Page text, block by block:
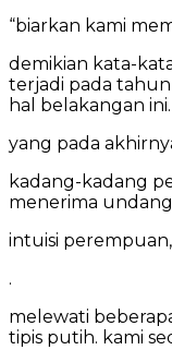
“biarkan kami
demikian kata-
terjadi pada
hal belakangan ini.
yang pada
kadang-kadang
menerima
intuisi
.
melewati
tipis putih. kami